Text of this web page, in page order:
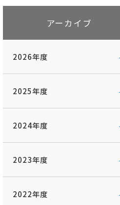
アーカイブ
2026年度
2025年度
2024年度
2023年度
2022年度